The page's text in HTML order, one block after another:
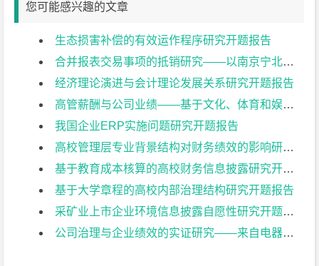
您可能感兴趣的文章
生态损害补偿的有效运作程序研究开题报告
合并报表交易事项的抵销研究——以南京宁北轨道交通有限公司为例开题报告
经济理论演进与会计理论发展关系研究开题报告
高管薪酬与公司业绩——基于文化、体育和娱乐业上市公司的实证研究开题报告
我国企业ERP实施问题研究开题报告
高校管理层专业背景结构对财务绩效的影响研究开题报告
基于教育成本核算的高校财务信息披露研究开题报告
基于大学章程的高校内部治理结构研究开题报告
采矿业上市企业环境信息披露自愿性研究开题报告
公司治理与企业绩效的实证研究——来自电器机械及器材制造业上市公司的经验证据开题报告